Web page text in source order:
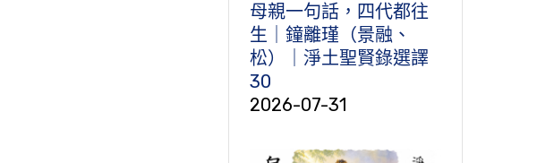
母親一句話，四代都往
生｜鐘離瑾（景融、
松）｜淨土聖賢錄選譯
30
2026-07-31